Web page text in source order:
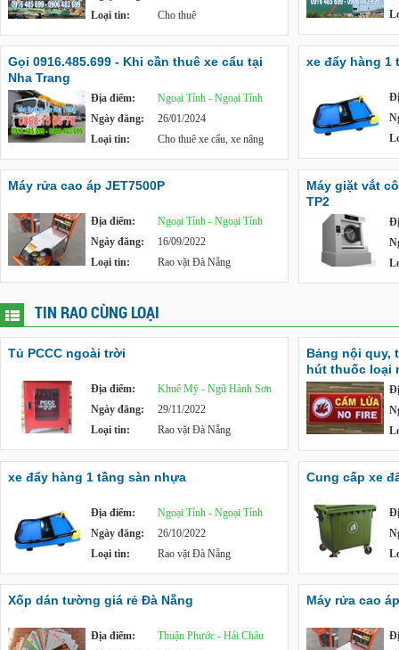
Loại tin:
Cho thuê
Gọi 0916.485.699 - Khi cần thuê xe cẩu tại
Nha Trang
Địa điểm:
Ngoại Tỉnh - Ngoại Tỉnh
Ngày đăng:
26/01/2024
Loại tin:
Cho thuê xe cẩu, xe nâng
xe đẩy hàng 1
Máy rửa cao áp JET7500P
Địa điểm:
Ngoại Tỉnh - Ngoại Tỉnh
Ngày đăng:
16/09/2022
Loại tin:
Rao vặt Đà Nẵng
Máy giặt vắt
TP2
TIN RAO CÙNG LOẠI
Tủ PCCC ngoài trời
Địa điểm:
Khuê Mỹ - Ngũ Hành Sơn
Ngày đăng:
29/11/2022
Loại tin:
Rao vặt Đà Nẵng
Bảng nội quy,
hút thuốc loại
xe đẩy hàng 1 tầng sàn nhựa
Địa điểm:
Ngoại Tỉnh - Ngoại Tỉnh
Ngày đăng:
26/10/2022
Loại tin:
Rao vặt Đà Nẵng
Cung cấp xe
Xốp dán tường giá rẻ Đà Nẵng
Địa điểm:
Thuận Phước - Hải Châu
Máy rửa cao